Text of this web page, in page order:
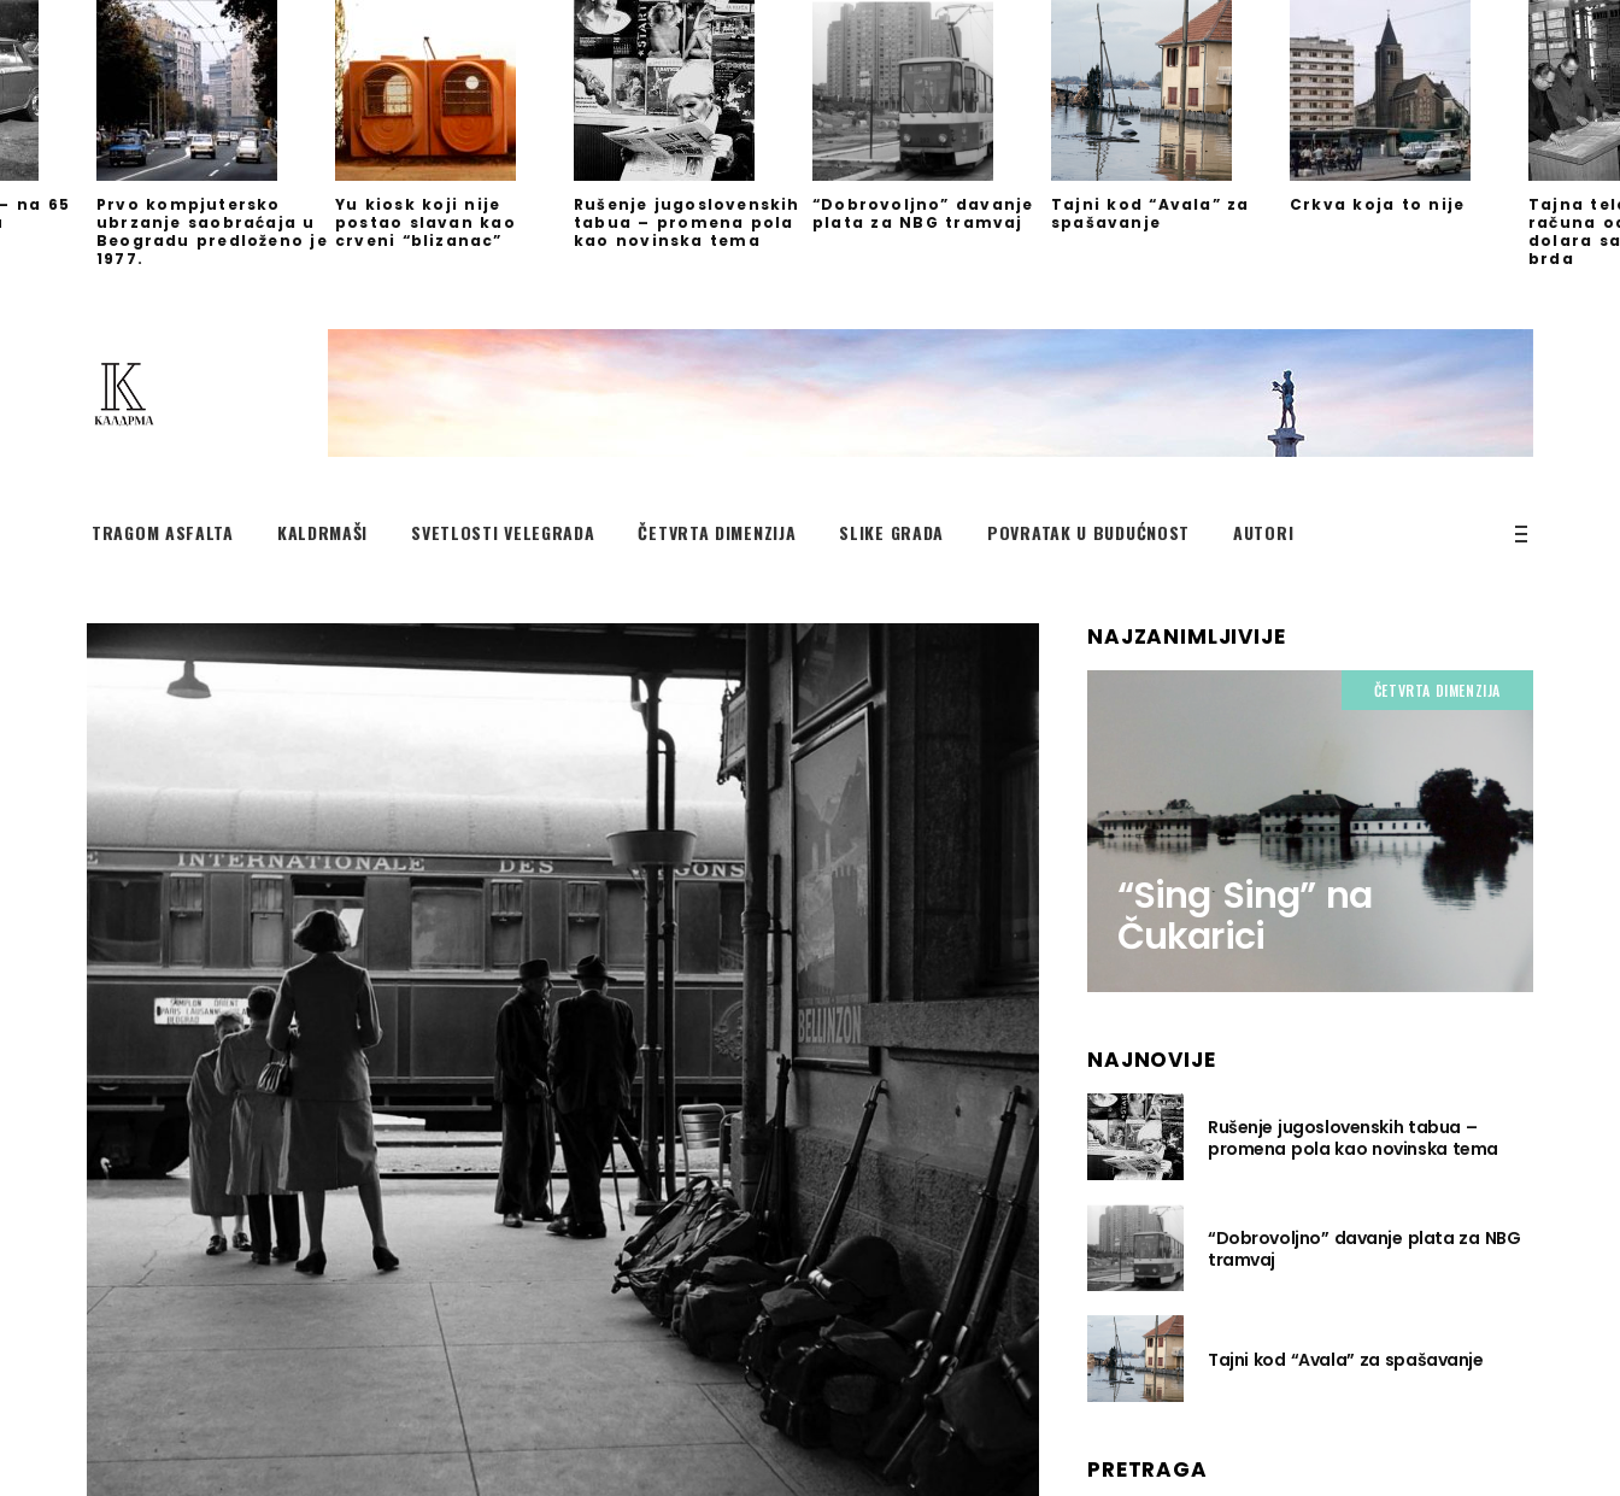
na 65
Prvo kompjutersko
ubrzanje saobraćaja u
Beogradu predloženo je
1977.
Yu kiosk koji nije
postao slavan kao
crveni “blizanac”
Rušenje jugoslovenskih
tabua – promena pola
kao novinska tema
“Dobrovoljno” davanje
plata za NBG tramvaj
Tajni kod “Avala” za
spašavanje
Crkva koja to nije
Tajna
računa
dolara
brda
TRAGOM ASFALTA KALDRMAŠI SVETLOSTI VELEGRADA ČETVRTA DIMENZIJA SLIKE GRADA POVRATAK U BUDUĆNOST AUTORI
NAJZANIMLJIVIJE
ČETVRTA DIMENZIJA
“Sing Sing” na
Čukarici
NAJNOVIJE
Rušenje jugoslovenskih tabua –
promena pola kao novinska tema
“Dobrovoljno” davanje plata za NBG
tramvaj
Tajni kod “Avala” za spašavanje
PRETRAGA